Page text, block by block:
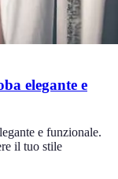
elegante e
e funzionale.
il tuo stile